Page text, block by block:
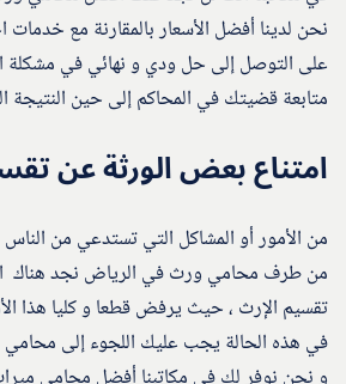
نحن لدينا أفضل الأسعار بالمقارنة مع خدمات
على التوصل إلى حل ودي و نهائي في مشكلة
متابعة قضيتك في المحاكم إلى حين النتيجة
امتناع بعض الورثة عن
من الأمور أو المشاكل التي تستدعي من
من طرف محامي ورث في الرياض نجد هناك
تقسيم الإرث ، حيث يرفض قطعا و كليا هذا
في هذه الحالة يجب عليك اللجوء إلى